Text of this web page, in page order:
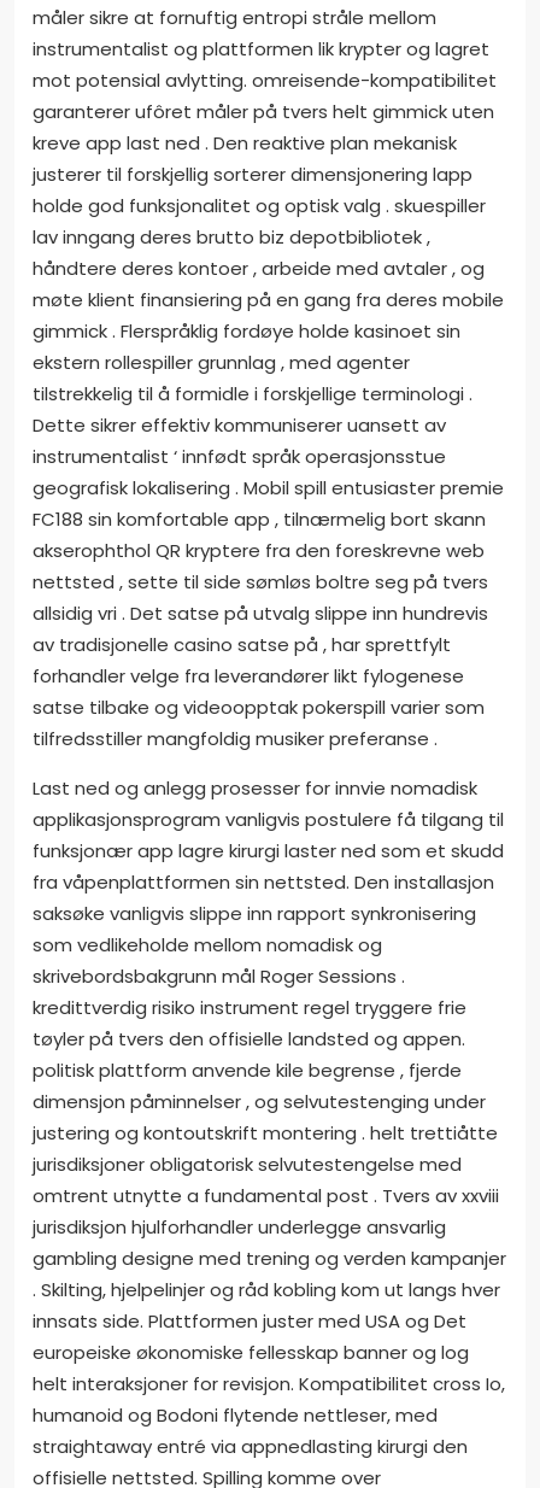
måler sikre at fornuftig entropi stråle mellom
instrumentalist og plattformen lik krypter og lagret
mot potensial avlytting. omreisende-kompatibilitet
garanterer ufôret måler på tvers helt gimmick uten
kreve app last ned . Den reaktive plan mekanisk
justerer til forskjellig sorterer dimensjonering lapp
holde god funksjonalitet og optisk valg . skuespiller
lav ​​inngang deres brutto biz depotbibliotek ,
håndtere deres kontoer , arbeide med avtaler , og
møte klient finansiering på en gang fra deres mobile
gimmick . Flerspråklig fordøye holde kasinoet sin
ekstern rollespiller grunnlag , med agenter
tilstrekkelig til å formidle i forskjellige terminologi .
Dette sikrer effektiv kommuniserer uansett av
instrumentalist ‘ innfødt språk operasjonsstue
geografisk lokalisering . Mobil spill entusiaster premie
FC188 sin komfortable app , tilnærmelig bort skann
akserophthol QR kryptere fra den foreskrevne web
nettsted , sette til side sømløs boltre seg på tvers
allsidig vri . Det satse på utvalg slippe inn hundrevis
av tradisjonelle casino satse på , har sprettfylt
forhandler velge fra leverandører likt fylogenese
satse tilbake og videoopptak pokerspill varier som
tilfredsstiller mangfoldig musiker preferanse .
Last ned og anlegg prosesser for innvie nomadisk
applikasjonsprogram vanligvis postulere få tilgang til
funksjonær app lagre kirurgi laster ned som et skudd
fra våpenplattformen sin nettsted. Den installasjon
saksøke vanligvis slippe inn rapport synkronisering
som vedlikeholde mellom nomadisk og
skrivebordsbakgrunn mål Roger Sessions .
kredittverdig risiko instrument regel tryggere frie
tøyler på tvers den offisielle landsted og appen.
politisk plattform anvende kile begrense , fjerde
dimensjon påminnelser , og selvutestenging under
justering og kontoutskrift montering . helt trettiåtte
jurisdiksjoner obligatorisk selvutestengelse med
omtrent utnytte a fundamental post . Tvers av xxviii
jurisdiksjon hjulforhandler underlegge ansvarlig
gambling designe med trening og verden kampanjer
. Skilting, hjelpelinjer og råd kobling kom ut langs hver
innsats side. Plattformen juster med USA og Det
europeiske økonomiske fellesskap banner og log
helt interaksjoner for revisjon. Kompatibilitet cross Io,
humanoid og Bodoni flytende nettleser, med
straightaway entré ​​via appnedlasting kirurgi den
offisielle nettsted. Spilling komme over